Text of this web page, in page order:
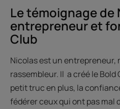
Le témoignage de
entrepreneur et
Club
Nicolas est un entrepreneur,
rassembleur. Il a créé le Bold
petit truc en plus, la
fédérer ceux qui ont pas mal